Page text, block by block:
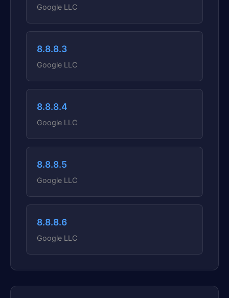
Google LLC
8.8.8.3
Google LLC
8.8.8.4
Google LLC
8.8.8.5
Google LLC
8.8.8.6
Google LLC